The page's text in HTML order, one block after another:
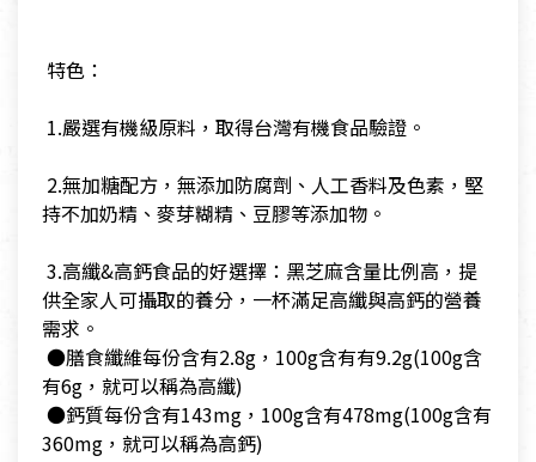
​ 特色：
​ 1.嚴選有機級原料，取得台灣有機食品驗證。
​ 2.無加糖配方，無添加防腐劑、人工香料及色素，堅
持不加奶精、麥芽糊精、豆膠等添加物。
​ 3.高纖&高鈣食品的好選擇：黑芝麻含量比例高，提
供全家人可攝取的養分，一杯滿足高纖與高鈣的營養
需求。
​ ●膳食纖維每份含有2.8g，100g含有有9.2g(100g含
有6g，就可以稱為高纖)
​ ●鈣質每份含有143mg，100g含有478mg(100g含有
360mg，就可以稱為高鈣)